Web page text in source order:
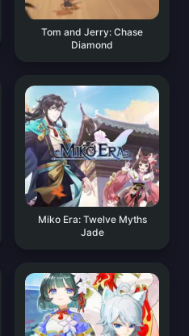
Tom and Jerry: Chase
Diamond
Miko Era: Twelve Myths
Jade